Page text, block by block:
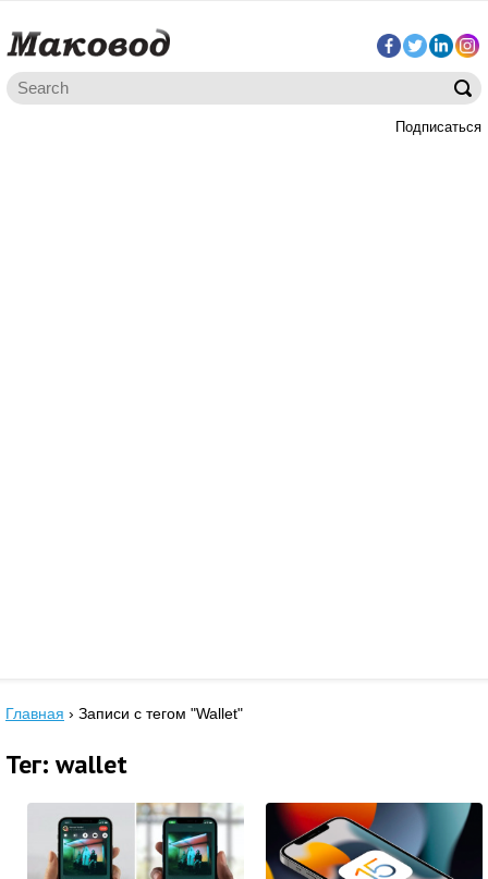
Подписаться
Главная › Записи с тегом "Wallet"
Тег: wallet